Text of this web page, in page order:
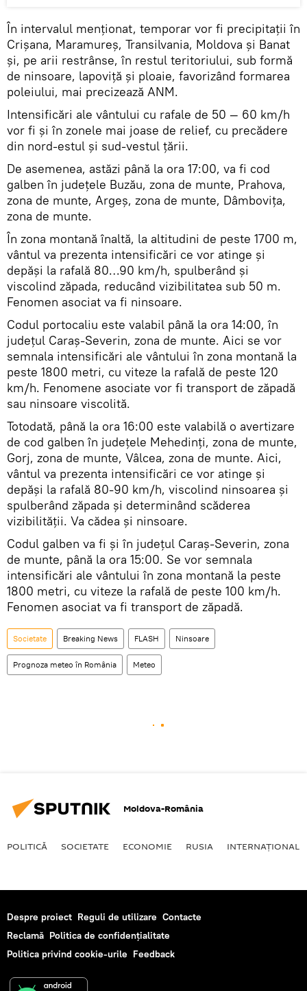
În intervalul menționat, temporar vor fi precipitații în
Crișana, Maramureș, Transilvania, Moldova și Banat
și, pe arii restrânse, în restul teritoriului, sub formă
de ninsoare, lapoviță și ploaie, favorizând formarea
poleiului, mai precizează ANM.
Intensificări ale vântului cu rafale de 50 — 60 km/h
vor fi și în zonele mai joase de relief, cu precădere
din nord-estul și sud-vestul țării.
De asemenea, astăzi până la ora 17:00, va fi cod
galben în judeţele Buzău, zona de munte, Prahova,
zona de munte, Argeş, zona de munte, Dâmboviţa,
zona de munte.
În zona montană înaltă, la altitudini de peste 1700 m,
vântul va prezenta intensificări ce vor atinge și
depăși la rafală 80…90 km/h, spulberând și
viscolind zăpada, reducând vizibilitatea sub 50 m.
Fenomen asociat va fi ninsoare.
Codul portocaliu este valabil până la ora 14:00, în
județul Caraş-Severin, zona de munte. Aici se vor
semnala intensificări ale vântului în zona montană la
peste 1800 metri, cu viteze la rafală de peste 120
km/h. Fenomene asociate vor fi transport de zăpadă
sau ninsoare viscolită.
Totodată, până la ora 16:00 este valabilă o avertizare
de cod galben în județele Mehedinţi, zona de munte,
Gorj, zona de munte, Vâlcea, zona de munte. Aici,
vântul va prezenta intensificări ce vor atinge şi
depăşi la rafală 80-90 km/h, viscolind ninsoarea şi
spulberând zăpada şi determinând scăderea
vizibilităţii. Va cădea şi ninsoare.
Codul galben va fi şi în judeţul Caraş-Severin, zona
de munte, până la ora 15:00. Se vor semnala
intensificări ale vântului în zona montană la peste
1800 metri, cu viteze la rafală de peste 100 km/h.
Fenomen asociat va fi transport de zăpadă.
Societate Breaking News FLASH Ninsoare
Prognoza meteo în România Meteo
Moldova-România
POLITICĂ SOCIETATE ECONOMIE RUSIA INTERNAŢIONAL
Despre proiect Reguli de utilizare Contacte
Reclamă Politica de confidențialitate
Politica privind cookie-urile Feedback